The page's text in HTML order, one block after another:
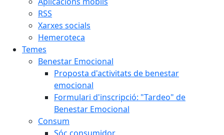
RSS
Xarxes socials
Hemeroteca
Temes
Benestar Emocional
Proposta d'activitats de benestar
emocional
Formulari d'inscripció: "Tardeo" de
Benestar Emocional
Consum